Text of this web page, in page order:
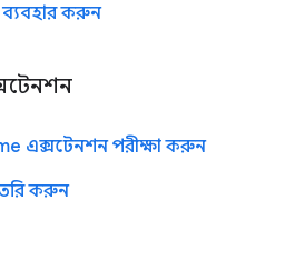
ব্যবহার করুন
এক্সটেনশন পরীক্ষা করুন
করুন